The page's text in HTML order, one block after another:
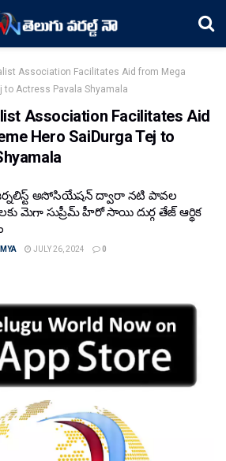
Association Facilitates Aid from Mega
to Actress Pavala Shyamala
Association Facilitates Aid
Hero SaiDurga Tej to
అసోసియేషన్ ద్వారా నటి పావల
మెగా సుప్రీమ్ హీరో సాయి దుర్గ తేజ్ ఆర్థిక
JULY 26, 2024 0